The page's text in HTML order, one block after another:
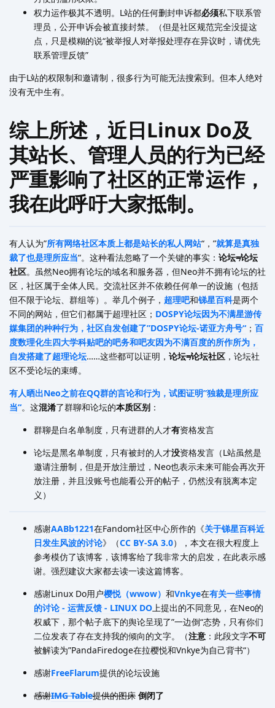
权力运作极其不透明。L站的任何删封申诉都必须私下联系管
理员，公开申诉会被直接封禁。（但是社区规范完全没提这
点，只是模糊的说“被举报人对举报处理存在异议时，请优先
联系管理反馈”
由于L站的权限制和邀请制，很多行为可能无法搜索到。但本人绝对
没有无中生有。
综上所述，近日Linux Do及
其站长、管理人员的行为已经
严重影响了社区的正常运作，
我在此呼吁大家抵制。
有人认为”所有网络社区本质上都是站长的私人网站“，”就算是真独
裁了也是理所应当“。这种看法忽略了一个关键的事实： 论坛≠论坛
社区。虽然Neo拥有论坛的域名和服务器，但Neo并不拥有论坛的社
区，社区属于全体人民。交流社区并不依赖任何单一的设施（包括
但不限于论坛、群组等）。举几个例子， 超理吧和锑星百科是两个
不同的网站，但它们都属于超理社区； DOSPY论坛因为不满星游传
媒集团的种种行为，社区自发创建了”DOSPY论坛-诺亚方舟号“ ； 百
度数理化生四大学科贴吧的吧务和吧友因为不满百度的所作所为，
自发搭建了超理论坛……这些都可以证明， 论坛≠论坛社区 ，论坛社
区不受论坛的束缚。
有人晒出Neo之前在QQ群的言论和行为，试图证明”独裁是理所应
当“。这混淆了群聊和论坛的本质区别 ：
群聊是白名单制度，只有进群的人才有资格发言
论坛是黑名单制度，只有被封的人才没资格发言（L站虽然是
邀请注册制，但是开放注册过，Neo也表示未来可能会再次开
放注册，并且没账号也能看公开的帖子，仍然没有脱离本定
义）
感谢AABb1221在Fandom社区中心所作的《关于锑星百科近
日发生风波的讨论》（CC BY-SA 3.0），本文在很大程度上
参考模仿了该博客，该博客给了我非常大的启发，在此表示感
谢。强烈建议大家都去读一读这篇博客。
感谢Linux Do用户樱悦（wwow） 和Vnkye在有关一些事情
的讨论 - 运营反馈 - LINUX DO上提出的不同意见，在Neo的
权威下，那个帖子底下的舆论呈现了”一边倒“态势，只有你们
二位发表了存在支持我的倾向的文字。（注意 ：此段文字不可
被解读为”PandaFiredoge在拉樱悦和Vnkye为自己背书“）
感谢FreeFlarum提供的论坛设施
感谢IMG Table提供的图床 倒闭了